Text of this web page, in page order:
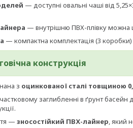
— доступні овальні чаші від
— внутрішню ПВХ-плівку можна
— компактна комплектація (3
конструкція
з оцинкованої сталі товщиною
заглибленні в ґрунт басейн
— зносостійкий ПВХ-лайнер, який